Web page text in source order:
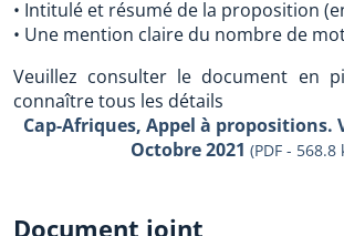
• Intitulé et résumé de la proposition
• Une mention claire du nombre de
Veuillez consulter le document en
connaître tous les détails
Cap-Afriques, Appel à propositions.
Octobre 2021 (PDF - 568.8
Document joint